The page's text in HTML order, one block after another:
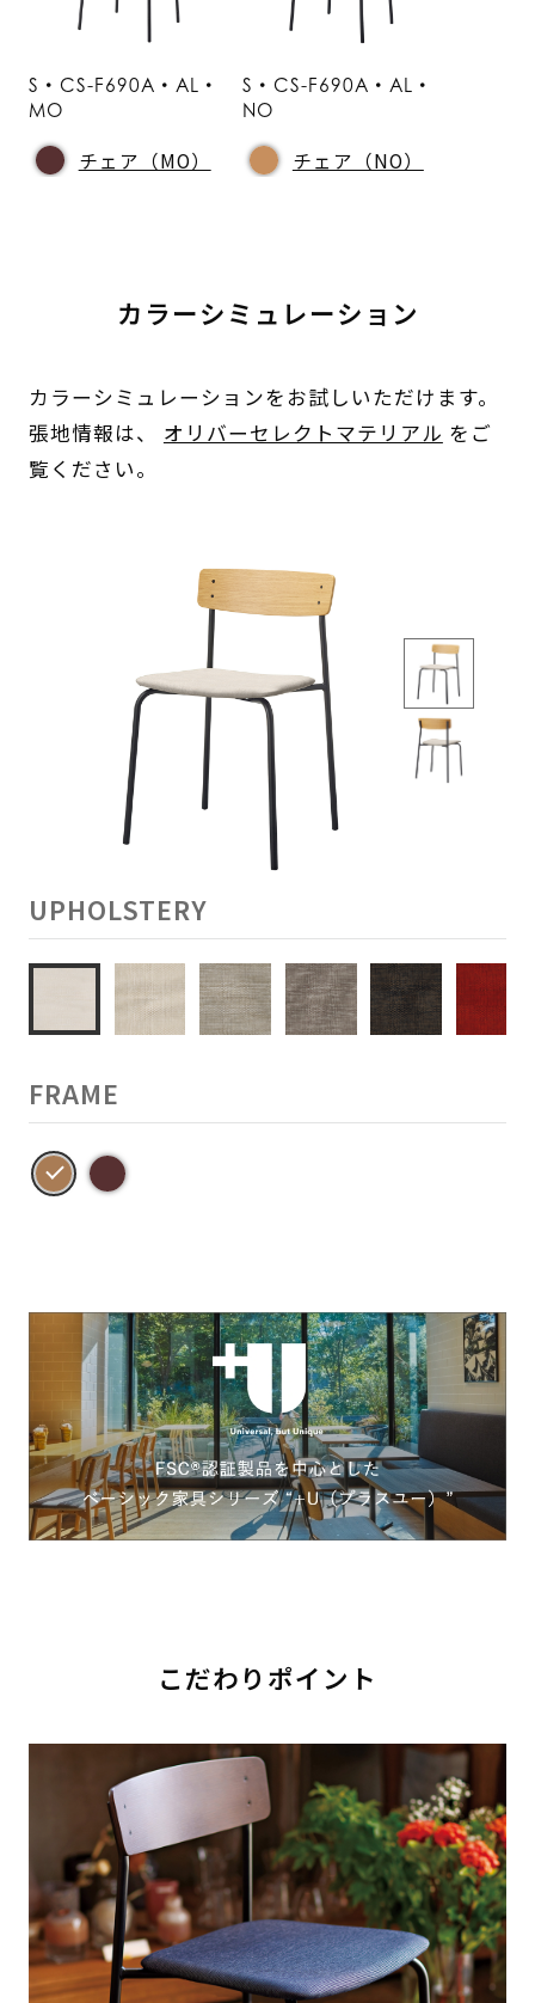
S・CS-F690A・AL・
MO
チェア（MO）
S・CS-F690A・AL・
NO
チェア（NO）
カラーシミュレーション
カラーシミュレーションをお試しいただけます。
張地情報は、 オリバーセレクトマテリアル をご
覧ください。
UPHOLSTERY
FRAME
こだわりポイント